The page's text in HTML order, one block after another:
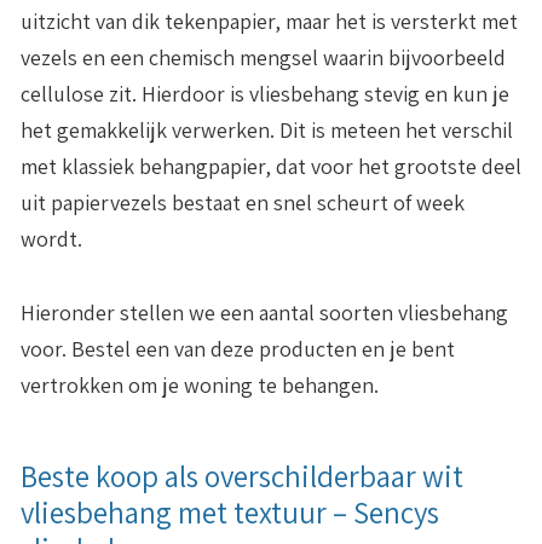
uitzicht van dik tekenpapier, maar het is versterkt met
vezels en een chemisch mengsel waarin bijvoorbeeld
cellulose zit. Hierdoor is vliesbehang stevig en kun je
het gemakkelijk verwerken. Dit is meteen het verschil
met klassiek behangpapier, dat voor het grootste deel
uit papiervezels bestaat en snel scheurt of week
wordt.
Hieronder stellen we een aantal soorten vliesbehang
voor. Bestel een van deze producten en je bent
vertrokken om je woning te behangen.
Beste koop als overschilderbaar wit
vliesbehang met textuur – Sencys